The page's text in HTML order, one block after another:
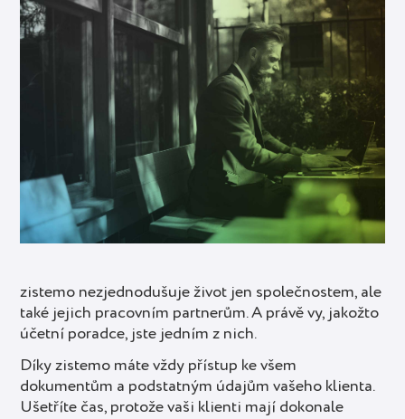
Українська
Spustit zdarma
zistemo nezjednodušuje život jen společnostem, ale
také jejich pracovním partnerům. A právě vy, jakožto
účetní poradce, jste jedním z nich.
Díky zistemo máte vždy přístup ke všem
dokumentům a podstatným údajům vašeho klienta.
Ušetříte čas, protože vaši klienti mají dokonale